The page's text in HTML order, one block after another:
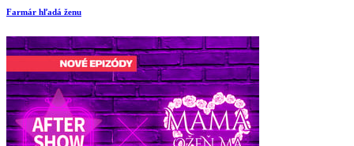
Farmár hľadá ženu